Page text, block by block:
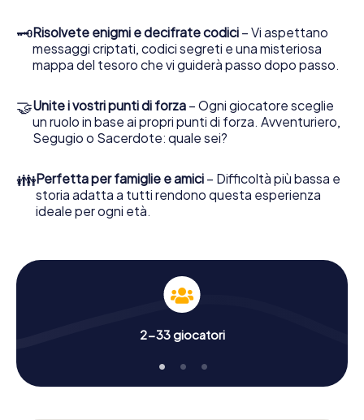
🗝Risolvete enigmi e decifrate codici – Vi aspettano
messaggi criptati, codici segreti e una misteriosa
mappa del tesoro che vi guiderà passo dopo passo.
🤝Unite i vostri punti di forza – Ogni giocatore sceglie
un ruolo in base ai propri punti di forza. Avventuriero,
Segugio o Sacerdote: quale sei?
👪Perfetta per famiglie e amici – Difficoltà più bassa e
storia adatta a tutti rendono questa esperienza
ideale per ogni età.
2-33 giocatori